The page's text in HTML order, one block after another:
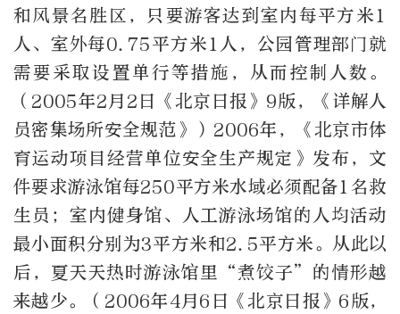
和风景名胜区，只要游客达到室内每平方米1
人、室外每0.75平方米1人，公园管理部门就
需要采取设置单行等措施，从而控制人数。
（2005年2月2日《北京日报》9版，《详解人
员密集场所安全规范》）2006年，《北京市体
育运动项目经营单位安全生产规定》发布，文
件要求游泳馆每250平方米水域必须配备1名救
生员；室内健身馆、人工游泳场馆的人均活动
最小面积分别为3平方米和2.5平方米。从此以
后，夏天天热时游泳馆里“煮饺子”的情形越
来越少。（2006年4月6日《北京日报》6版，